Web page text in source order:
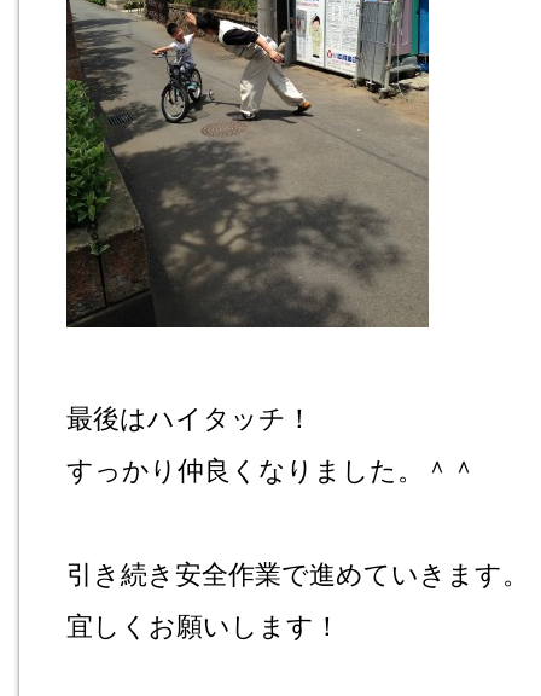
最後はハイタッチ！
すっかり仲良くなりました。＾＾
引き続き安全作業で進めていきます。
宜しくお願いします！